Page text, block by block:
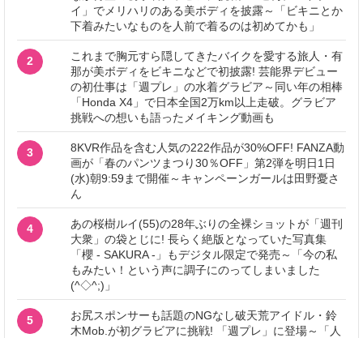
イ」でメリハリのある美ボディを披露～「ビキニとか
下着みたいなものを人前で着るのは初めてかも」
2
これまで胸元すら隠してきたバイクを愛する旅人・有
那が美ボディをビキニなどで初披露! 芸能界デビュー
の初仕事は「週プレ」の水着グラビア～同い年の相棒
「Honda X4」で日本全国2万km以上走破。グラビア
挑戦への想いも語ったメイキング動画も
3
8KVR作品を含む人気の222作品が30%OFF! FANZA動
画が「春のパンツまつり30％OFF」第2弾を明日1日
(水)朝9:59まで開催～キャンペーンガールは田野憂さ
ん
4
あの桜樹ルイ(55)の28年ぶりの全裸ショットが「週刊
大衆」の袋とじに! 長らく絶版となっていた写真集
「櫻 - SAKURA -」もデジタル限定で発売～「今の私
もみたい！という声に調子にのってしまいました
(^◇^;)」
5
お尻スポンサーも話題のNGなし破天荒アイドル・鈴
木Mob.が初グラビアに挑戦! 「週プレ」に登場～「人